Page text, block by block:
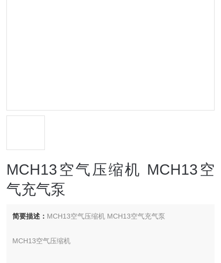
MCH13空气压缩机 MCH13空
气充气泵
简要描述： MCH13空气压缩机 MCH13空气充气泵
MCH13空气压缩机